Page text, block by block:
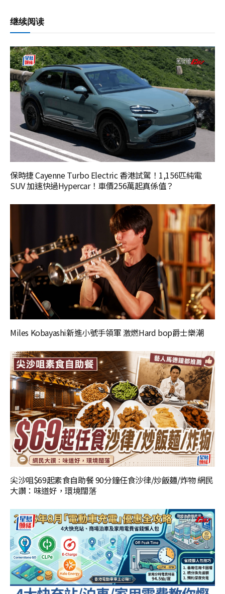
继续阅读
保時捷 Cayenne Turbo Electric 香港試駕！1,156匹純電
SUV 加速快過Hypercar！車價256萬起真係值？
Miles Kobayashi新進小號手領軍 激燃Hard bop爵士樂潮
尖沙咀$69起素食自助餐 90分鐘任食沙律/炒飯麵/炸物 網民
大讚：味道好，環境闊落